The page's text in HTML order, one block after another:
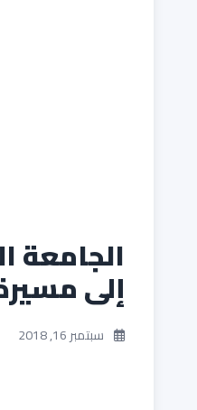
الجامعة
إلى
سبتمبر 16, 2018